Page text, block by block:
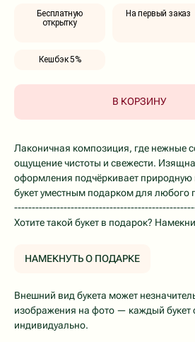
Бесплатную
открытку
На первый заказ
Кешбэк 5%
В КОРЗИНУ
Лаконичная композиция, где нежные
ощущение чистоты и свежести.
оформления подчёркивает природную
букет уместным подарком для любого
Хотите такой букет в подарок?
НАМЕКНУТЬ О ПОДАРКЕ
Внешний вид букета может
изображения на фото — каждый букет
индивидуально.